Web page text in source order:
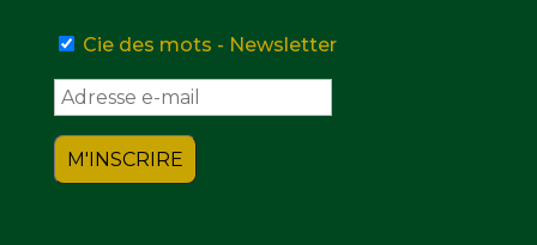
Cie des mots - Newsletter